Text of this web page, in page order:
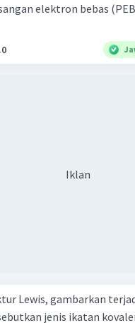
elektron bebas
Iklan
Lewis, gambarkan
jenis ikatan